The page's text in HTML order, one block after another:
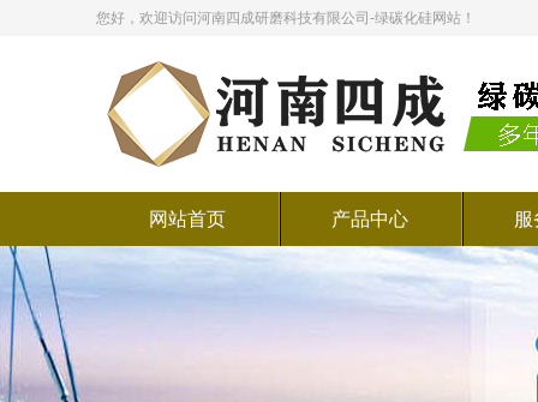
您好，欢迎访问河南四成研磨科技有限公司-绿碳化硅网站！
网站首页 产品中心